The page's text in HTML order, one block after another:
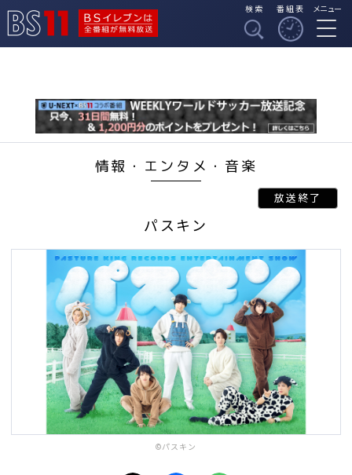
BSイレブンは全番組
検索 番組表 メニュー
情報・エンタメ・音楽
パスキン
©パスキン